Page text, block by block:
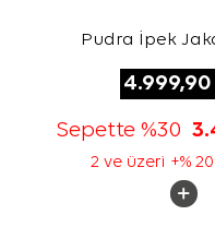
Pudra İpek
4.999,90
Sepette %30
2 ve üzeri +%